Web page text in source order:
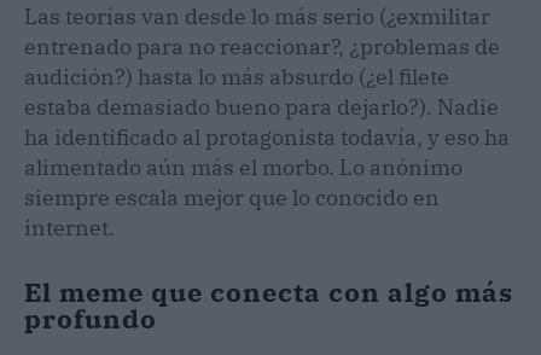
Las teorías van desde lo más serio (¿exmilitar
entrenado para no reaccionar?, ¿problemas de
audición?) hasta lo más absurdo (¿el filete
estaba demasiado bueno para dejarlo?). Nadie
ha identificado al protagonista todavía, y eso ha
alimentado aún más el morbo. Lo anónimo
siempre escala mejor que lo conocido en
internet.
El meme que conecta con algo más
profundo